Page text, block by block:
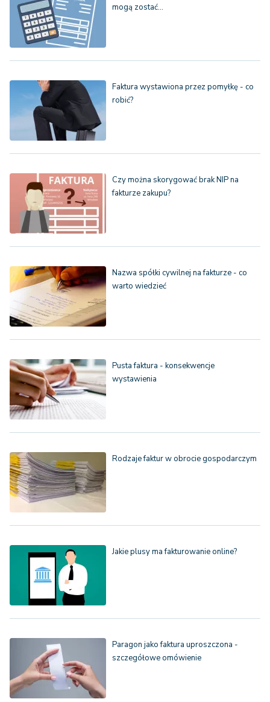
mogą zostać…
Faktura wystawiona przez pomyłkę - co
robić?
Czy można skorygować brak NIP na
fakturze zakupu?
Nazwa spółki cywilnej na fakturze - co
warto wiedzieć
Pusta faktura - konsekwencje
wystawienia
Rodzaje faktur w obrocie gospodarczym
Jakie plusy ma fakturowanie online?
Paragon jako faktura uproszczona -
szczegółowe omówienie